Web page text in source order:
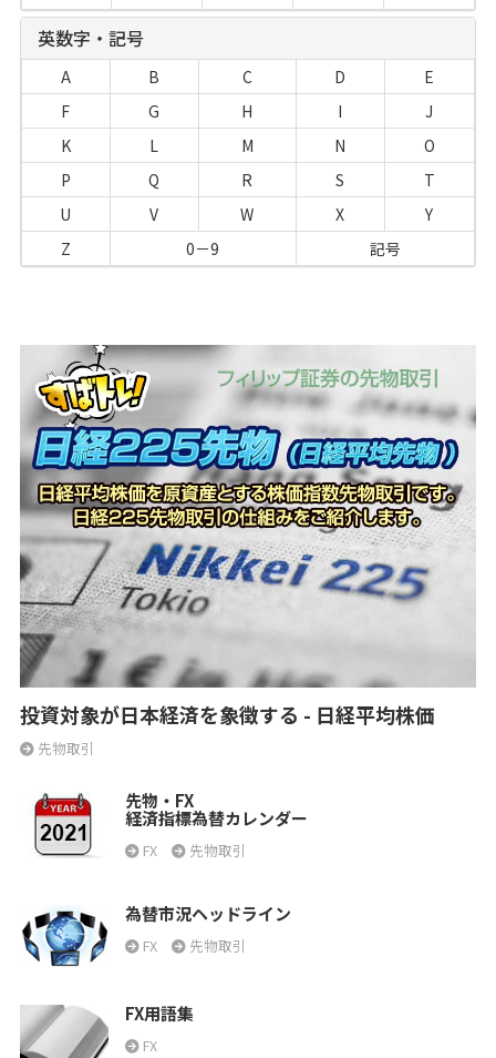
英数字・記号
A B C D
E
F
G H I
J
K
L M N
O
P
Q R S
T
U
V W X
Y
Z
0－9 記号
投資対象が日本経済を象徴する - 日経平均株価
先物取引
先物・FX
経済指標為替カレンダー
FX 先物取引
為替市況ヘッドライン
FX 先物取引
FX用語集
FX